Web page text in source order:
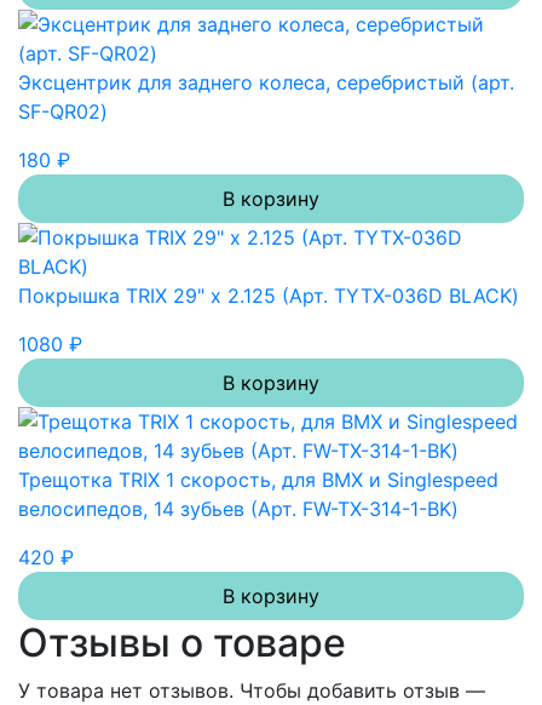
Эксцентрик для заднего колеса, серебристый (арт.
SF-QR02)
180 ₽
В корзину
Покрышка TRIX 29" х 2.125 (Арт. TYTX-036D BLACK)
1080 ₽
В корзину
Трещотка TRIX 1 скорость, для BMX и Singlespeed
велосипедов, 14 зубьев (Арт. FW-TX-314-1-BK)
420 ₽
В корзину
Отзывы о товаре
У товара нет отзывов. Чтобы добавить отзыв —